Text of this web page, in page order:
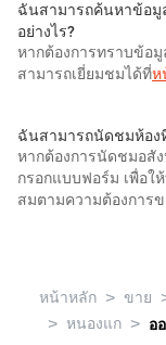
ฉันสามารถค้นหาข้อมู
อย่างไร?
หากต้องการทราบข้อ
สามารถเยี่ยมชมได้ที่ห
ฉันสามารถนัดชมห้อง
หากต้องการนัดชมอสั
กรอกแบบฟอร์ม เพื่อใ
สมตามความต้องการ
หน้าหลัก > ขาย
> หนองแก > อ